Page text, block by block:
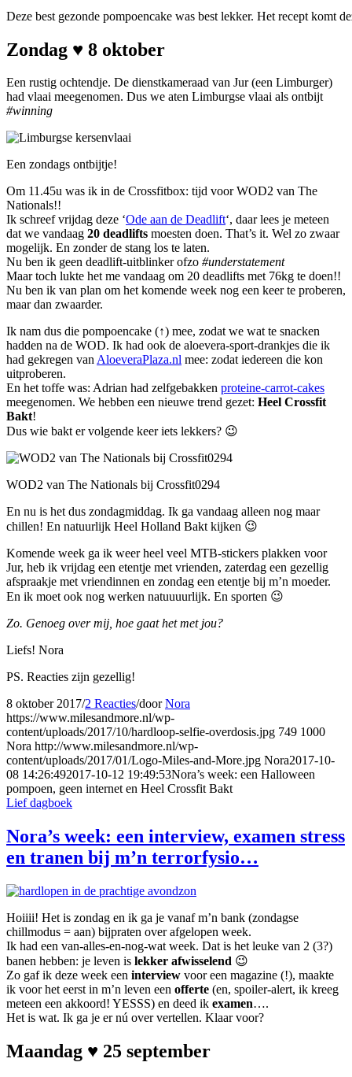
Deze best gezonde pompoencake was best lekker. Het recept komt
Zondag ♥ 8 oktober
Een rustig ochtendje. De dienstkameraad van Jur (een Limburger)
had vlaai meegenomen. Dus we aten Limburgse vlaai als ontbijt
#winning
Een zondags ontbijtje!
Om 11.45u was ik in de Crossfitbox: tijd voor WOD2 van The
Nationals!!
Ik schreef vrijdag deze ‘Ode aan de Deadlift‘, daar lees je meteen
dat we vandaag 20 deadlifts moesten doen. That’s it. Wel zo zwaar
mogelijk. En zonder de stang los te laten.
Nu ben ik geen deadlift-uitblinker ofzo #understatement
Maar toch lukte het me vandaag om 20 deadlifts met 76kg te doen!!
Nu ben ik van plan om het komende week nog een keer te proberen,
maar dan zwaarder.
Ik nam dus die pompoencake (↑) mee, zodat we wat te snacken
hadden na de WOD. Ik had ook de aloevera-sport-drankjes die ik
had gekregen vanAloeveraPlaza.nl mee: zodat iedereen die kon
uitproberen.
En het toffe was: Adrian had zelfgebakken proteine-carrot-cakes
meegenomen. We hebben een nieuwe trend gezet: Heel Crossfit
Bakt!
Dus wie bakt er volgende keer iets lekkers? 😉
WOD2 van The Nationals bij Crossfit0294
En nu is het dus zondagmiddag. Ik ga vandaag alleen nog maar
chillen! En natuurlijk Heel Holland Bakt kijken 😉
Komende week ga ik weer heel veel MTB-stickers plakken voor
Jur, heb ik vrijdag een etentje met vrienden, zaterdag een gezellig
afspraakje met vriendinnen en zondag een etentje bij m’n moeder.
En ik moet ook nog werken natuuuurlijk. En sporten 😉
Zo. Genoeg over mij, hoe gaat het met jou?
Liefs! Nora
PS. Reacties zijn gezellig!
8 oktober 2017/2 Reacties/doorNora
https://www.milesandmore.nl/wp-
content/uploads/2017/10/hardloop-selfie-overdosis.jpg 749 1000
Nora http://www.milesandmore.nl/wp-
content/uploads/2017/01/Logo-Miles-and-More.jpg Nora2017-10-
08 14:26:492017-10-12 19:49:53Nora’s week: een Halloween
pompoen, geen internet en Heel Crossfit Bakt
Lief dagboek
Nora’s week: een interview, examen stress
en tranen bij m’n terrorfysio…
Hoiiii! Het is zondag en ik ga je vanaf m’n bank (zondagse
chillmodus = aan) bijpraten over afgelopen week.
Ik had een van-alles-en-nog-wat week. Dat is het leuke van 2 (3?)
banen hebben: je leven is lekker afwisselend 😉
Zo gaf ik deze week een interview voor een magazine (!), maakte
ik voor het eerst in m’n leven een offerte (en, spoiler-alert, ik kreeg
meteen een akkoord! YESSS) en deed ik examen….
Het is wat. Ik ga je er nú over vertellen. Klaar voor?
Maandag ♥ 25 september